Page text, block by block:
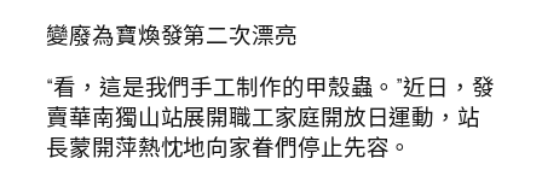
變廢為寶煥發第二次漂亮
“看，這是我們手工制作的甲殼蟲。”近日，發
賣華南獨山站展開職工家庭開放日運動，站
長蒙開萍熱忱地向家眷們停止先容。